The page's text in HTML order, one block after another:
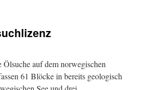
auf dem norwegischen
61 Blöcke in bereits geologisch